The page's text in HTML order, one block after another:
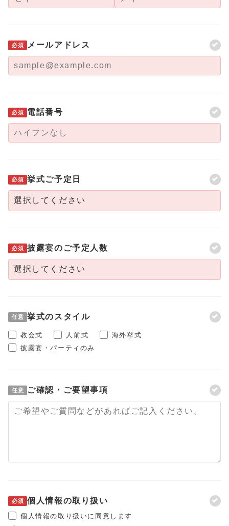
必須 メールアドレス
必須 電話番号
必須 挙式ご予定日
必須 披露宴のご予定人数
任意 挙式のスタイル
教会式 人前式
海外挙式
披露宴・パーティのみ
任意 ご確認・ご要望事項
必須 個人情報の取り扱い
個人情報の取り扱いに同意します